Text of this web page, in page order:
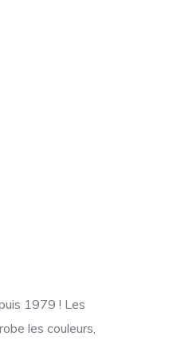
1979 ! Les
les couleurs,